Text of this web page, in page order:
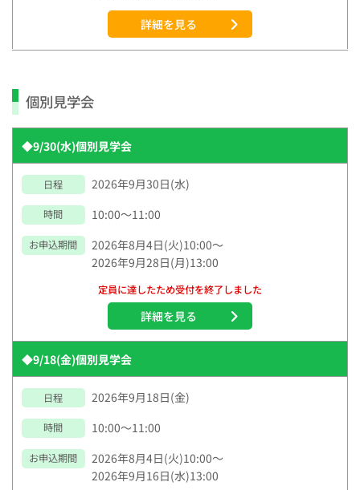
詳細を見る
個別見学会
◆9/30(水)個別見学会
日程 2026年9月30日(水)
時間 10:00～11:00
お申込期間
2026年8月4日(火)10:00～
2026年9月28日(月)13:00
定員に達したため受付を終了しました
詳細を見る
◆9/18(金)個別見学会
日程 2026年9月18日(金)
時間 10:00～11:00
お申込期間
2026年8月4日(火)10:00～
2026年9月16日(水)13:00